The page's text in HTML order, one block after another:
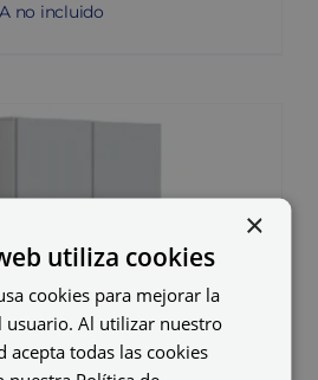
no incluido
×
utiliza cookies
cookies para mejorar la
usuario. Al utilizar nuestro
acepta todas las cookies